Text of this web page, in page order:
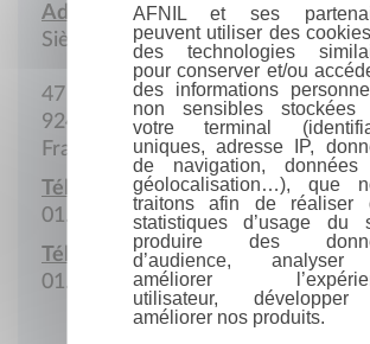
Adresse :
Siège social
47 Rue Faidherbe
92400 COURBEVOIE
France
Téléphone :
01.46.67.46.26
Télécopie :
01.46.67.46.29
AFNIL et ses
peuvent utiliser des
des technologies
pour conserver et/ou
des informations
non sensibles stockées
votre terminal
uniques, adresse IP,
de navigation,
géolocalisation…), que
traitons afin de réaliser
statistiques d’usage du
produire des
d’audience,
améliorer
utilisateur,
améliorer nos produits.